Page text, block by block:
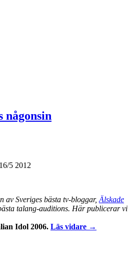
någonsin
5 2012
av Sveriges bästa tv-bloggar, Älskade
talang-auditions. Här publicerar vi
Idol 2006. Läs vidare →